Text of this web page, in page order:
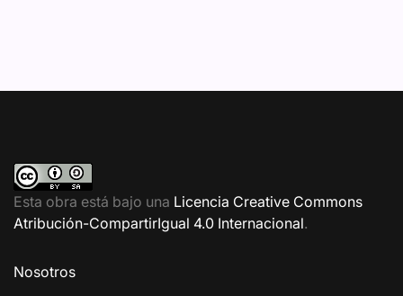
Esta obra está bajo una Licencia Creative Commons
Atribución-CompartirIgual 4.0 Internacional.
Nosotros